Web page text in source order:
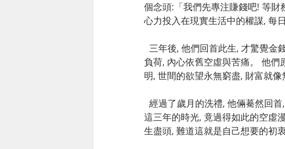
個念頭:「我們先專注賺錢吧! 等財
心力投入在現實生活中的權謀, 每
負荷, 內心依舊空虛與苦痛。 他
明, 世間的欲望永無窮盡, 財富就
這三年的時光, 竟過得如此的空虛
生盡頭, 難道這就是自己想要的初